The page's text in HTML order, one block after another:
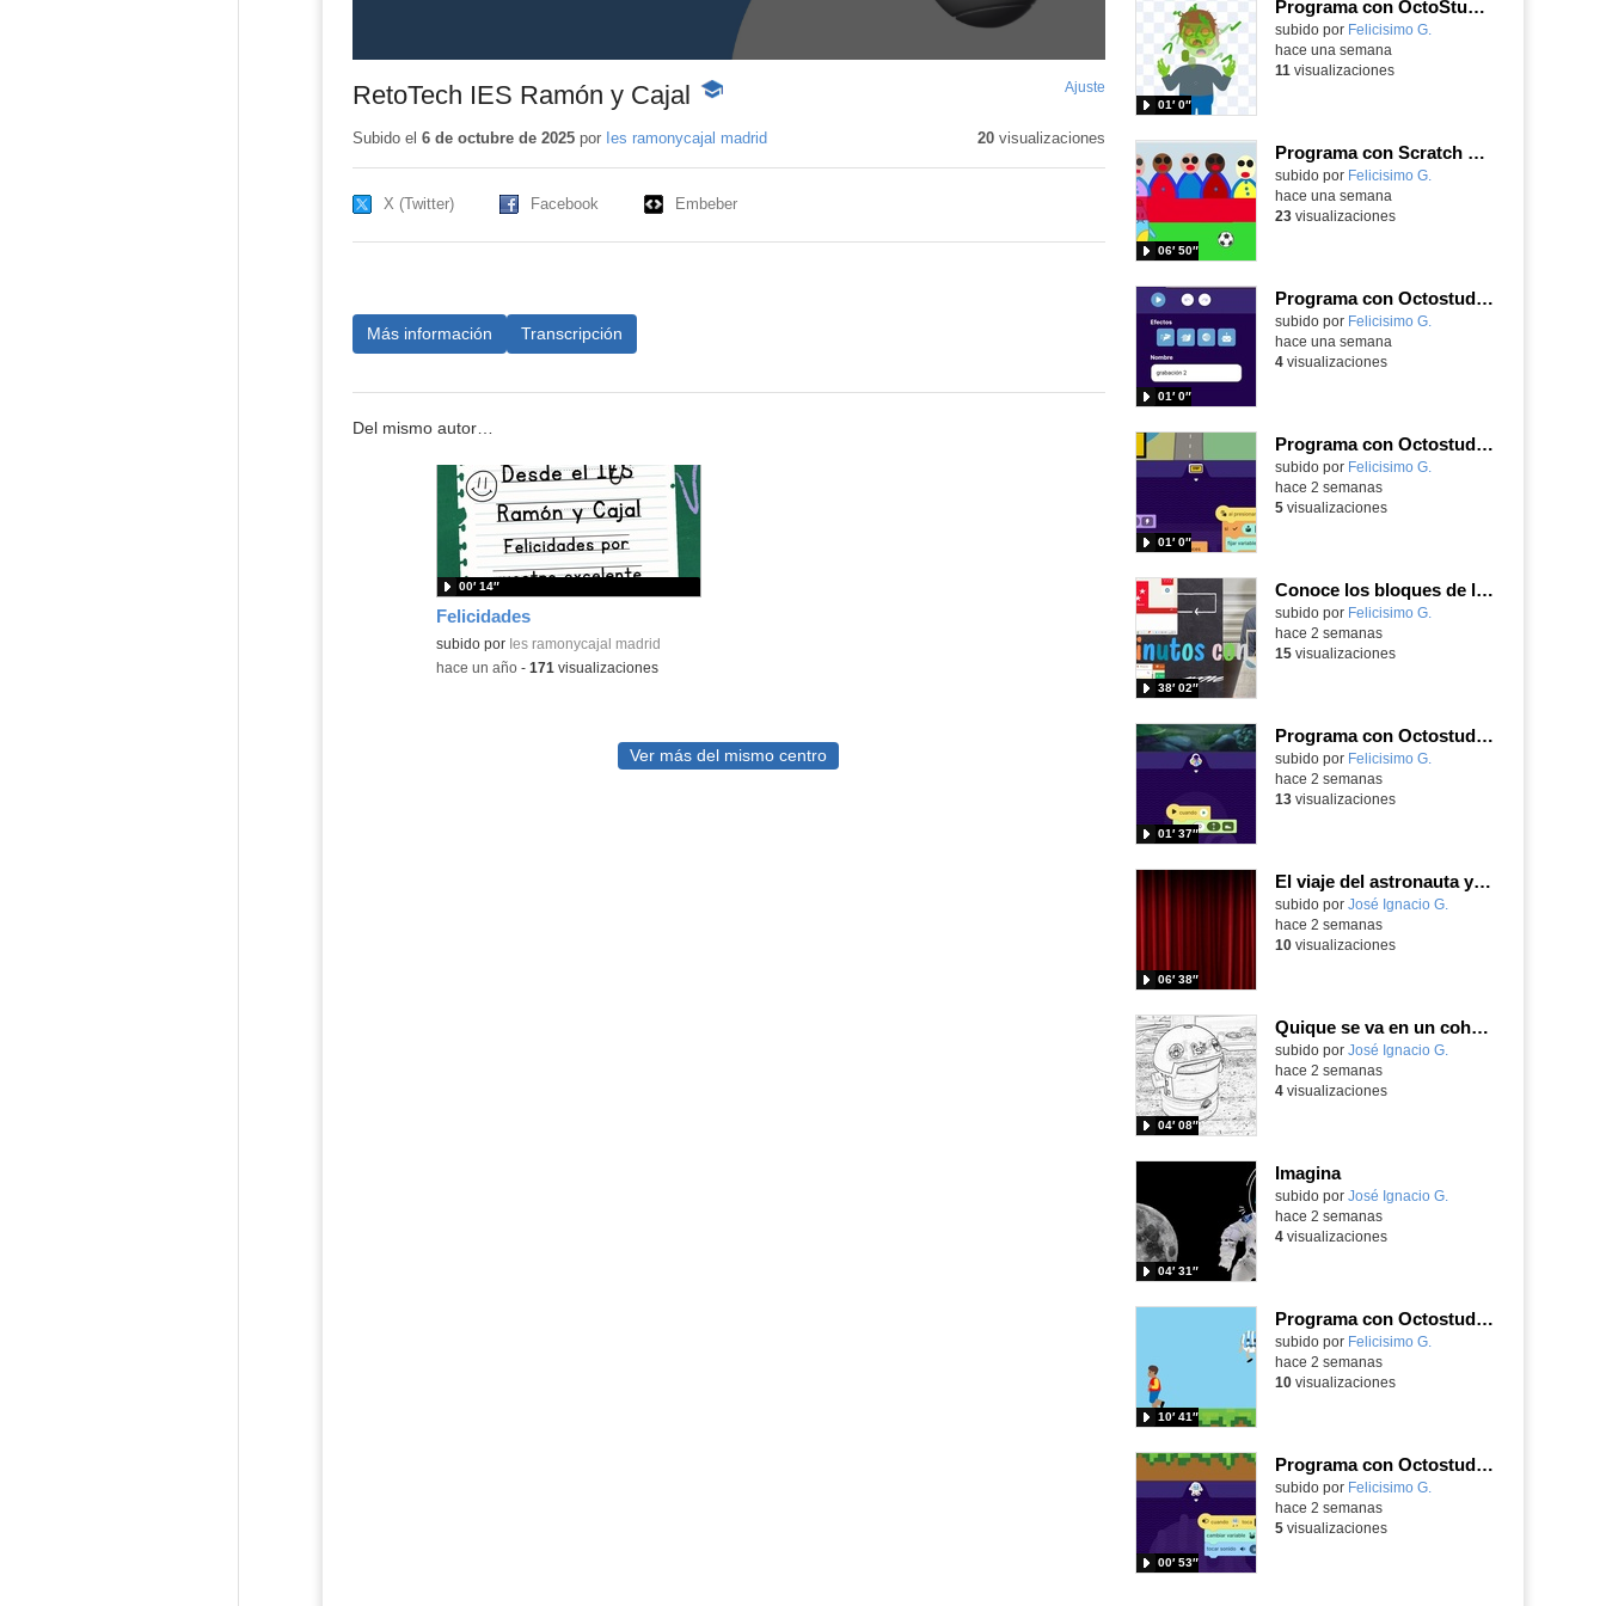
RetoTech IES Ramón y Cajal
-
educativo
Ajuste
pantalla
Subido el 6 de octubre de 2025por Ies ramonycajal madrid 20visualizaciones
X (Twitter) Facebook Embeber
Más información Transcripción
Del mismo autor…
Felicidades
subido por Ies ramonycajal madrid
00′ 14″
-hace un año- 171 visualizaciones
Ver más del mismo centro
Programa con OctoStudio, un juego homenajeando al House of the dead con Zombies
Contenido educativo.
subido por Felicisimo G.
01′ 0″
hace una semana
11 visualizaciones
Programa con Scratch Jr una barrera que se desplaza para dar sensación de movimiento
Contenido educativo.
subido por Felicisimo G.
06′ 50″
hace una semana
23visualizaciones
Programa con Octostudio, una animación utilizando la cámara para una foto y audio y texto para comunicar.
Contenido educativo.
subido por Felicisimo G.
01′ 0″
hace una semana
4visualizaciones
Programa con Octostudio, un juego de Educación Víal cruzando un paso de cebra.
Contenido educativo.
subido por Felicisimo G.
01′ 0″
hace 2 semanas
5visualizaciones
Conoce los bloques de la app Octostudio, gratuito, offline y para tu tablet y móvil - Contenido educativo
Contenido educativo.
subido por Felicisimo G.
38′ 02″
hace 2 semanas
15visualizaciones
Programa con Octostudio de un modo sencillo, offline y gratuito
Contenido educativo.
subido por Felicisimo G.
01′ 37″
hace 2 semanas
13visualizaciones
El viaje del astronauta y la luna
Contenido educativo.
subido por José Ignacio G.
06′ 38″
hace 2 semanas
10visualizaciones
Quique se va en un cohete
Contenido educativo.
subido por José Ignacio G.
04′ 08″
hace 2 semanas
4visualizaciones
Imagina
Contenido educativo.
subido por José Ignacio G.
04′ 31″
hace 2 semanas
4visualizaciones
Programa con Octostudio, un juego de 4 personajes ganando la copa del mundo saltando y esquivando rivales.
Contenido educativo.
subido por Felicisimo G.
10′ 41″
hace 2 semanas
10visualizaciones
Programa con Octostudio, un juego moviendo la tablet para ganar con España, el mundial 2026
Contenido educativo.
subido por Felicisimo G.
00′ 53″
hace 2 semanas
5visualizaciones